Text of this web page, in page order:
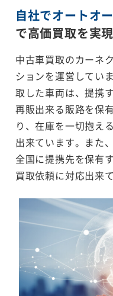
自社でオートオ
で高価買取を実現
中古車買取のカーネ
ションを運営してい
取した車両は、提携
再販出来る販路を保
り、在庫を一切抱え
出来ています。また
全国に提携先を保有
買取依頼に対応出来